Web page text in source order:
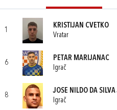
1
KRISTIJAN CVETKO
Vratar
6
PETAR MARIJANAC
Igrač
8
JOSE NILDO DA
Igrač